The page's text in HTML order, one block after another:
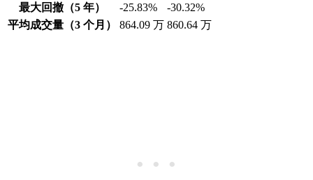
最大回撤（5 年）
-25.83%
-30.32%
平均成交量（3 个月）
864.09 万 860.64 万